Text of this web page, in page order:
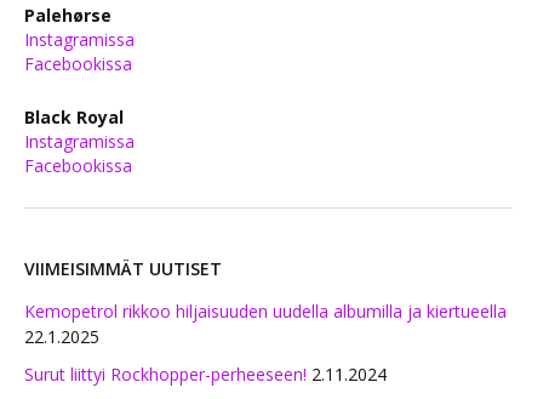
Palehørse
Instagramissa
Facebookissa
Black Royal
Instagramissa
Facebookissa
VIIMEISIMMÄT UUTISET
Kemopetrol rikkoo hiljaisuuden uudella albumilla ja kiertueella
22.1.2025
Surut liittyi Rockhopper-perheeseen! 2.11.2024